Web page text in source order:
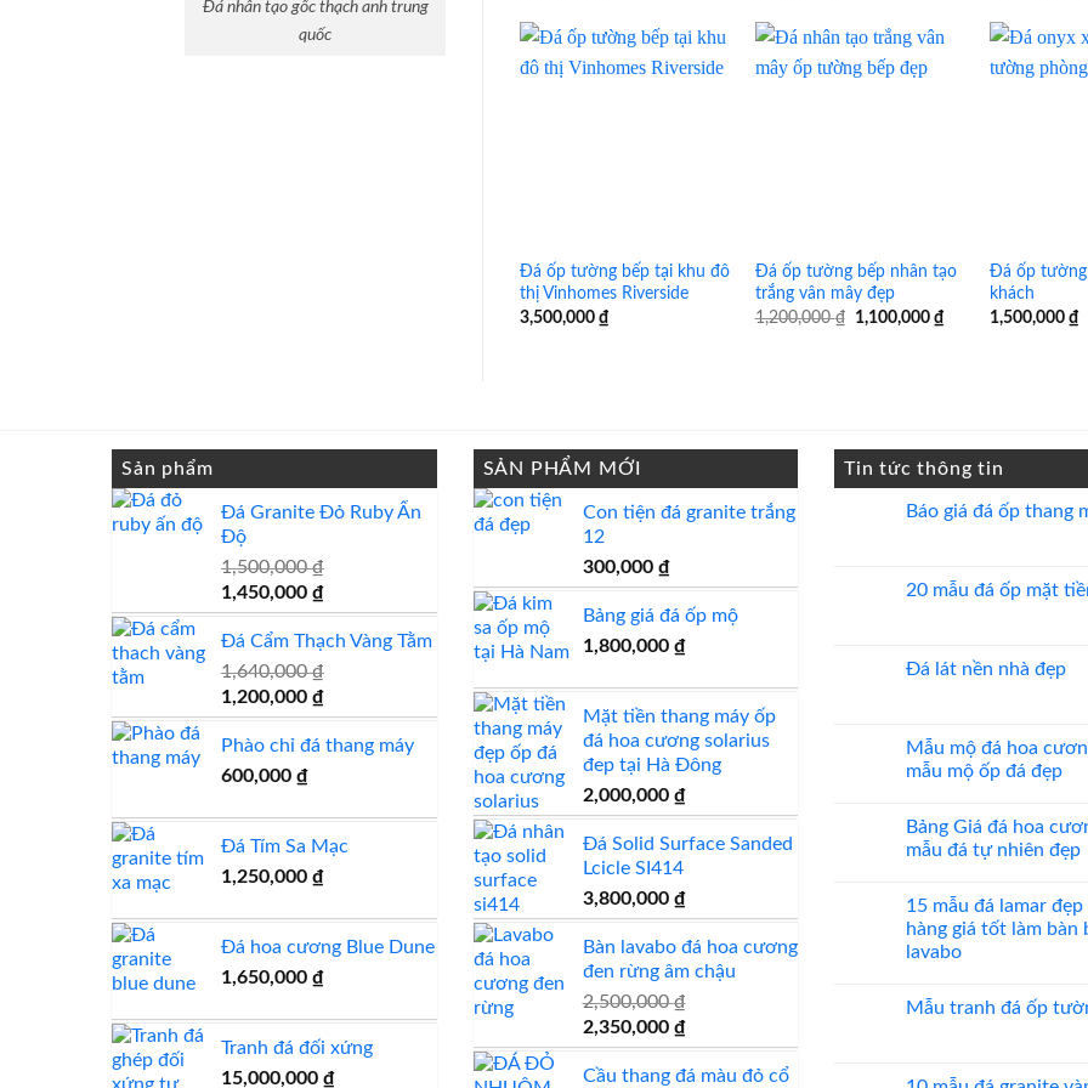
cương
100
Đá nhân tạo gốc thạch anh trung
quốc
Đá ốp tường bếp tại khu đô
thị Vinhomes Riverside
3,500,000 ₫
Đá ốp tường bếp nhân tạo
trắng vân mây đẹp
1,200,000₫
Giá
1,100,000 ₫Giá
hiện
Đá ốp
khách
1,500,000 ₫
Sản phẩm
Đá Granite Đỏ Ruby Ấn
Độ
1,500,000₫
Giá
gốc
là:
1,500,000 ₫.
1,450,000 ₫Giá
hiện
tại
1,450,000 ₫.
Đá Cẩm Thạch Vàng Tằm
1,640,000₫
Giá
gốc
là:
1,640,000 ₫.
1,200,000 ₫Giá
hiện
tại
Phào chỉ đá thang máy
600,000 ₫
Đá Tím Sa Mạc
1,250,000 ₫
Đá hoa cương Blue Dune
1,650,000 ₫
Tranh đá đối xứng
15,000,000 ₫
SẢN PHẨM MỚI
Con tiện đá granite trắng
12
300,000 ₫
Bảng giá đá ốp mộ
1,800,000 ₫
Mặt tiền thang máy ốp
đá hoa cương solarius
đep tại Hà Đông
2,000,000 ₫
Đá Solid Surface Sanded
Lcicle SI414
3,800,000 ₫
Bàn lavabo đá hoa cương
đen rừng âm chậu
2,500,000₫
Giá
gốc
là:
2,350,000 ₫Giá
hiện
tại
Cầu thang đá màu đỏ cổ
Tin tức thông tin
Báo giá đá ốp thang
luận
ở
ốp
thang
20 mẫu đá ốp mặt
luận
ở
ốp
mặt
tiền
Đá lát nền nhà đẹp
luận
ở
Đá
nhà
đẹp
Mẫu mộ đá hoa
mẫu mộ ốp đá đẹp
bình
luận
ở
đá
hoa
cương
20
ốp
đá
Bảng Giá đá hoa
mẫu đá tự nhiên đẹp
bình
luận
ở
Bảng
hoa
cương
tự
15 mẫu đá lamar đẹp
hàng giá tốt làm bàn
lavabo
bình
Mẫu tranh đá ốp
luận